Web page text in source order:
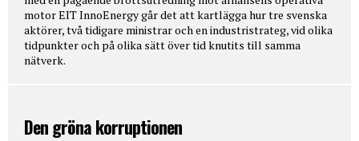
motor EIT InnoEnergy går det att kartlägga hur tre svenska
aktörer, två tidigare ministrar och en industristrateg, vid olika
tidpunkter och på olika sätt över tid knutits till samma
nätverk.
Den gröna korruptionen